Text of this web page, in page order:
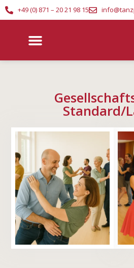
+49 (0) 871 – 20 21 98 15
Standard/